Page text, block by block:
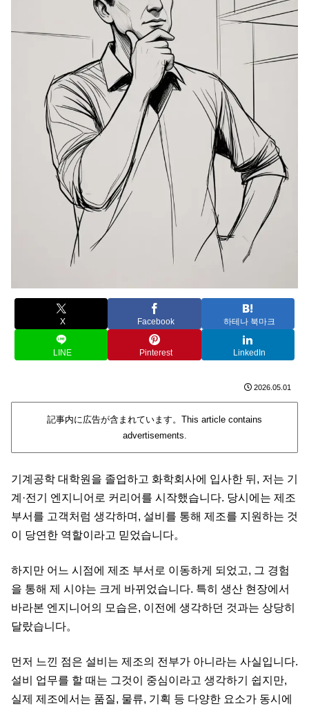
X Facebook 하테나 북마크
LINE Pinterest LinkedIn
2026.05.01
記事内に広告が含まれています。This article contains
advertisements.
기계공학 대학원을 졸업하고 화학회사에 입사한 뒤, 저는 기
계·전기 엔지니어로 커리어를 시작했습니다. 당시에는 제조
부서를 고객처럼 생각하며, 설비를 통해 제조를 지원하는 것
이 당연한 역할이라고 믿었습니다。
하지만 어느 시점에 제조 부서로 이동하게 되었고, 그 경험
을 통해 제 시야는 크게 바뀌었습니다. 특히 생산 현장에서
바라본 엔지니어의 모습은, 이전에 생각하던 것과는 상당히
달랐습니다。
먼저 느낀 점은 설비는 제조의 전부가 아니라는 사실입니다.
설비 업무를 할 때는 그것이 중심이라고 생각하기 쉽지만,
실제 제조에서는 품질, 물류, 기획 등 다양한 요소가 동시에